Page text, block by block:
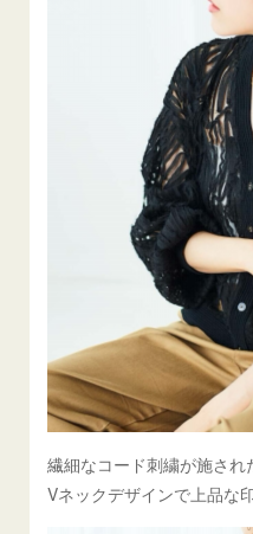
繊細なコード刺繍が施さ
Vネックデザインで上品な